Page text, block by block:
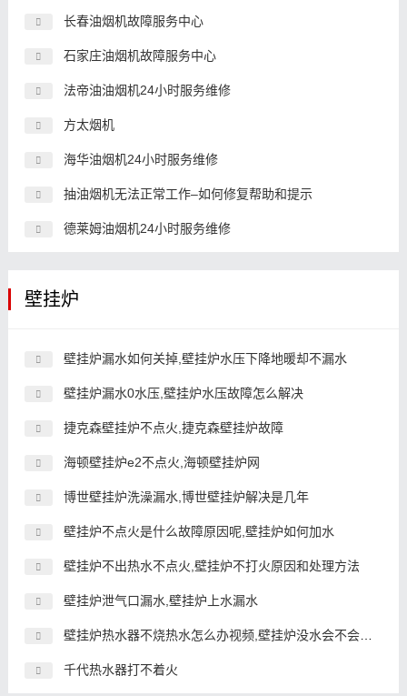
长春油烟机故障服务中心
石家庄油烟机故障服务中心
法帝油油烟机24小时服务维修
方太烟机
海华油烟机24小时服务维修
抽油烟机无法正常工作–如何修复帮助和提示
德莱姆油烟机24小时服务维修
壁挂炉
壁挂炉漏水如何关掉,壁挂炉水压下降地暖却不漏水
壁挂炉漏水0水压,壁挂炉水压故障怎么解决
捷克森壁挂炉不点火,捷克森壁挂炉故障
海顿壁挂炉e2不点火,海顿壁挂炉网
博世壁挂炉洗澡漏水,博世壁挂炉解决是几年
壁挂炉不点火是什么故障原因呢,壁挂炉如何加水
壁挂炉不出热水不点火,壁挂炉不打火原因和处理方法
壁挂炉泄气口漏水,壁挂炉上水漏水
壁挂炉热水器不烧热水怎么办视频,壁挂炉没水会不会烧坏
千代热水器打不着火